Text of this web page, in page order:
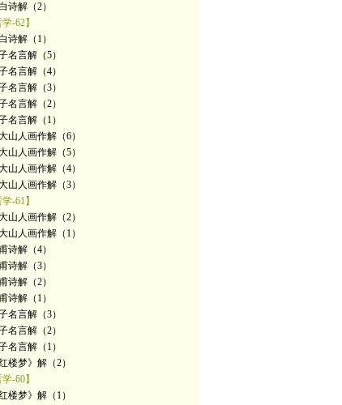
诗解（2）
学-62】
诗解（1）
名言解（5）
名言解（4）
名言解（3）
名言解（2）
名言解（1）
山人画作解（6）
山人画作解（5）
山人画作解（4）
山人画作解（3）
学-61】
山人画作解（2）
山人画作解（1）
诗解（4）
诗解（3）
诗解（2）
诗解（1）
名言解（3）
名言解（2）
名言解（1）
楼梦》解（2）
学-60】
楼梦》解（1）